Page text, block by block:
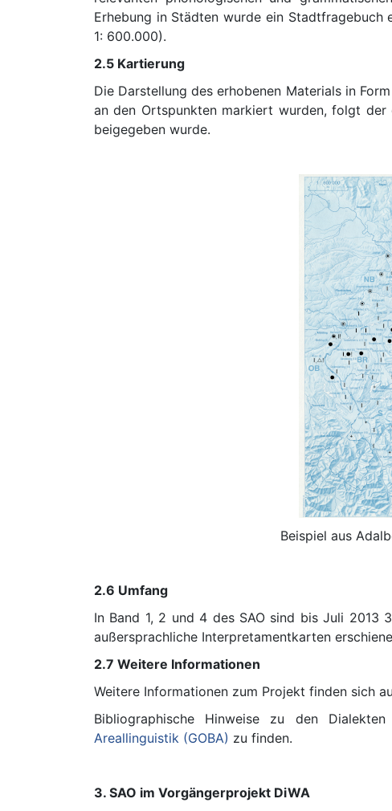
Erhebung in Städten wurde ein
1: 600.000).
2.5 Kartierung
Die Darstellung des erhobenen Materials in
an den Ortspunkten markiert wurden, folgt
beigegeben wurde.
Beispiel aus
2.6 Umfang
In Band 1, 2 und 4 des SAO sind bis Juli 2013
außersprachliche Interpretamentkarten
2.7 Weitere Informationen
Weitere Informationen zum Projekt finden sich
Bibliographische Hinweise zu den
Areallinguistik (GOBA) zu finden.
3. SAO im Vorgängerprojekt DiWA